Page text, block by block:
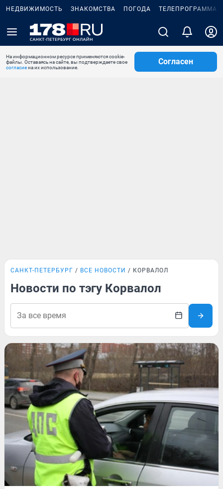
НЕДВИЖИМОСТЬ ЗНАКОМСТВА ПОГОДА ТЕЛЕПРОГРАММА
На информационном ресурсе применяются cookie-
файлы. Оставаясь на сайте, вы подтверждаете свое
согласиена их использование.
Согласен
САНКТ-ПЕТЕРБУРГ ВСЕ НОВОСТИ КОРВАЛОЛ
Новости по тэгу Корвалол